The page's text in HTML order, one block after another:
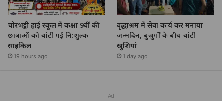
चोरभट्ठी हाई स्कूल में कक्षा 9वीं की
छात्राओं को बांटी गई नि:शुल्क
साइकिल
19 hours ago
वृद्धाश्रम में सेवा कार्य कर मनाया
जन्मदिन, बुजुर्गों के बीच बांटी
खुशियां
1 day ago
Ad